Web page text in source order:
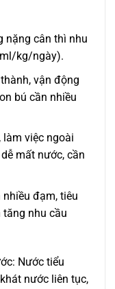
nặng cân thì nhu
kg/ngày).
vận động
bú cần nhiều
làm việc ngoài
mất nước, cần
đạm, tiêu
nhu cầu
Nước tiểu
nước liên tục,